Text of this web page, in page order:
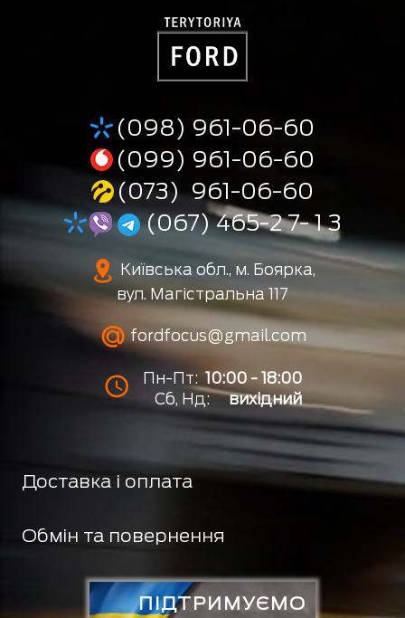
(098) 961-06-60
(099) 961-06-60
(073) 961-06-60
(067) 465-2 7- 1 3
Київська обл., м. Боярка,
вул. Магістральна 117
fordfocus@gmail.com
Пн-Пт: 10:00 - 18:00
Сб, Нд:
вихідний
Доставка і оплата
Обмін та повернення
ПІДТРИМУЄМО